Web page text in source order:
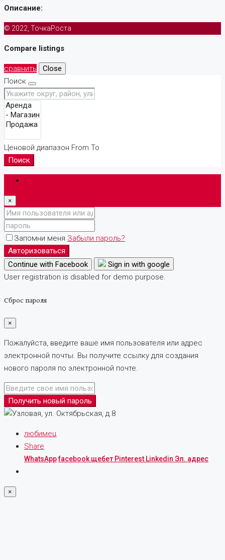
Описание:
© 2022, ТочкаРоста
Compare listings
сравнить
Close
Поиск
Ценовой диапазон From To
Поиск
×
Запомни меня Забыли пароль?
Авторизоваться
Continue with Facebook
Sign in with google
User registration is disabled for demo purpose.
Сброс пароля
×
Пожалуйста, введите ваше имя пользователя или адрес
электронной почты. Вы получите ссылку для создания
нового пароля по электронной почте.
Получить новый пароль
любимец
Share
WhatsAppfacebookщебет Pinterest Linkedin Эл. адрес
×